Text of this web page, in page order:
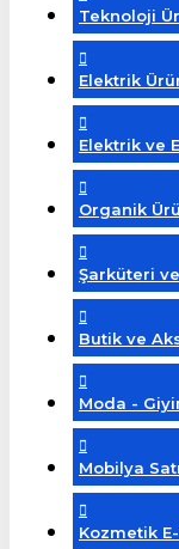
Teknoloji
Elektrik
Elektrik ve
Organik
Şarküteri
Butik ve
Moda -
Mobilya
Kozmetik